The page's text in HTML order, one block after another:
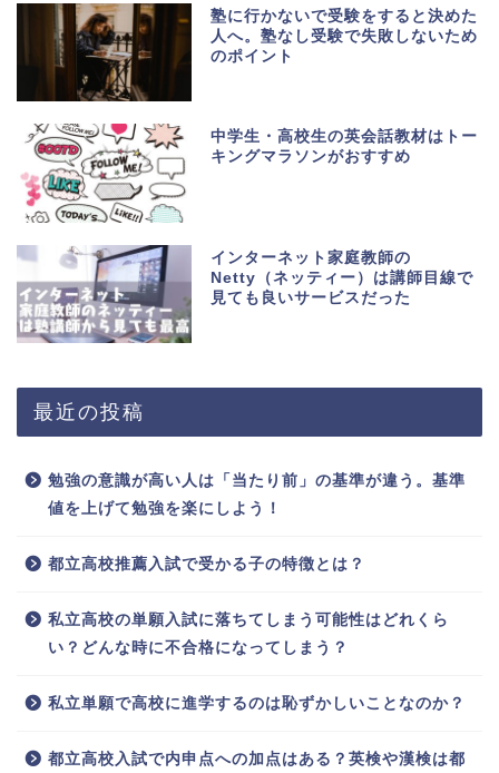
塾に行かないで受験をすると決めた
人へ。塾なし受験で失敗しないため
のポイント
中学生・高校生の英会話教材はトー
キングマラソンがおすすめ
インターネット家庭教師の
Netty（ネッティー）は講師目線で
見ても良いサービスだった
最近の投稿
勉強の意識が高い人は「当たり前」の基準が違う。基準
値を上げて勉強を楽にしよう！
都立高校推薦入試で受かる子の特徴とは？
私立高校の単願入試に落ちてしまう可能性はどれくら
い？どんな時に不合格になってしまう？
私立単願で高校に進学するのは恥ずかしいことなのか？
都立高校入試で内申点への加点はある？英検や漢検は都